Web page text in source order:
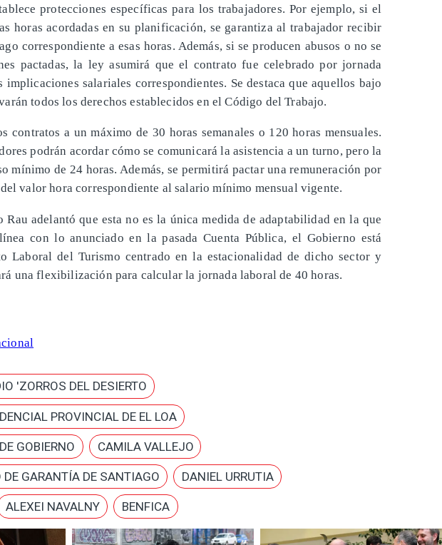
protecciones específicas para los trabajadores. Por ejemplo, si el
horas acordadas en su planificación, se garantiza al trabajador recibir
correspondiente a esas horas. Además, si se producen abusos o no se
pactadas, la ley asumirá que el contrato fue celebrado por jornada
implicaciones salariales correspondientes. Se destaca que aquellos bajo
todos los derechos establecidos en el Código del Trabajo.
contratos a un máximo de 30 horas semanales o 120 horas mensuales.
podrán acordar cómo se comunicará la asistencia a un turno, pero la
mínimo de 24 horas. Además, se permitirá pactar una remuneración por
valor hora correspondiente al salario mínimo mensual vigente.
adelantó que esta no es la única medida de adaptabilidad en la que
con lo anunciado en la pasada Cuenta Pública, el Gobierno está
Laboral del Turismo centrado en la estacionalidad de dicho sector y
una flexibilización para calcular la jornada laboral de 40 horas.
'ZORROS DEL DESIERTO
PROVINCIAL DE EL LOA
GOBIERNO CAMILA VALLEJO
GARANTÍA DE SANTIAGO DANIEL URRUTIA
ALEXEI NAVALNY BENFICA